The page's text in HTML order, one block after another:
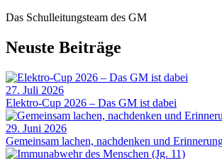
Das Schulleitungsteam des GM
Neuste Beiträge
27. Juli 2026
Elektro-Cup 2026 – Das GM ist dabei
29. Juni 2026
Gemeinsam lachen, nachdenken und